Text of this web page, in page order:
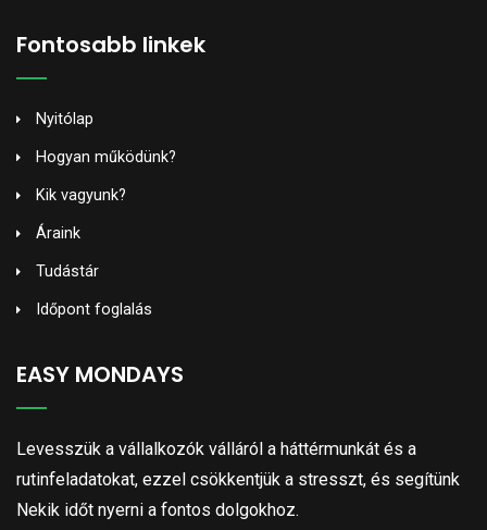
Fontosabb linkek
Nyitólap
Hogyan működünk?
Kik vagyunk?
Áraink
Tudástár
Időpont foglalás
EASY MONDAYS
Levesszük a vállalkozók válláról a háttérmunkát és a
rutinfeladatokat, ezzel csökkentjük a stresszt, és segítünk
Nekik időt nyerni a fontos dolgokhoz.